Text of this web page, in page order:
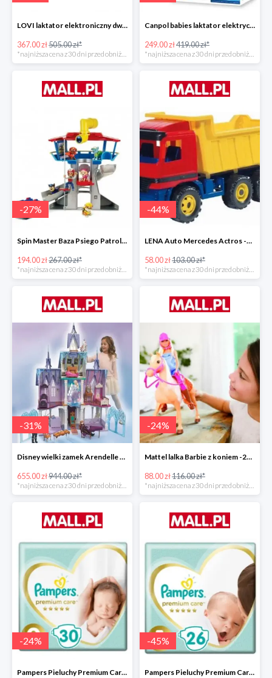
LOVI laktator elektroniczny dwufazowy Prolactis -27%
367.00 zł505.00 zł*
Canpol babies laktator elektryczny EASY NATURAL -40%
249.00 zł419.00 zł*
-27%
Spin Master Baza Psiego Patrolu -27%
194.00 zł267.00 zł*
*najniższa cena z 30 dni przed obniżką
-44%
LENA Auto Mercedes Actros -43%
58.00 zł103.00 zł*
*najniższa cena z 30 dni przed obniżką
-31%
Disney wielki zamek Arendelle Frozen 2 -30%
655.00 zł944.00 zł*
-24%
Mattel lalka Barbie z koniem -24%
88.00 zł116.00 zł*
-24%
Pampers Pieluchy Premium Care 0 Newborn -24%
-45%
Pampers Pieluchy Premium Care 1 Newborn -44%